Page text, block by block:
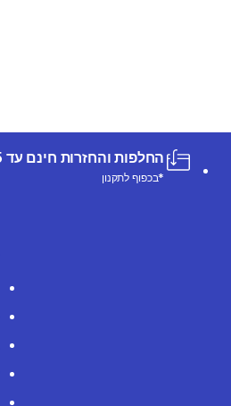
החלפות והחזרות חינם עד 365 ימים ממועד הרכישה
*בכפוף לתקנון